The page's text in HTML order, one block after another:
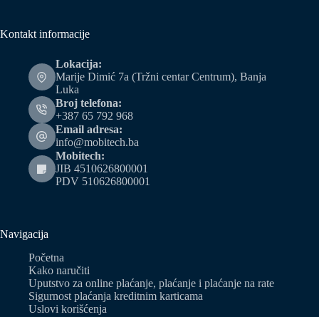
Kontakt informacije
Lokacija:
Marije Dimić 7a (Tržni centar Centrum), Banja
Luka
Broj telefona:
+387 65 792 968
Email adresa:
info@mobitech.ba
Mobitech:
JIB 4510626800001
PDV 510626800001
Navigacija
Početna
Kako naručiti
Uputstvo za online plaćanje, plaćanje i plaćanje na rate
Sigurnost plaćanja kreditnim karticama
Uslovi korišćenja